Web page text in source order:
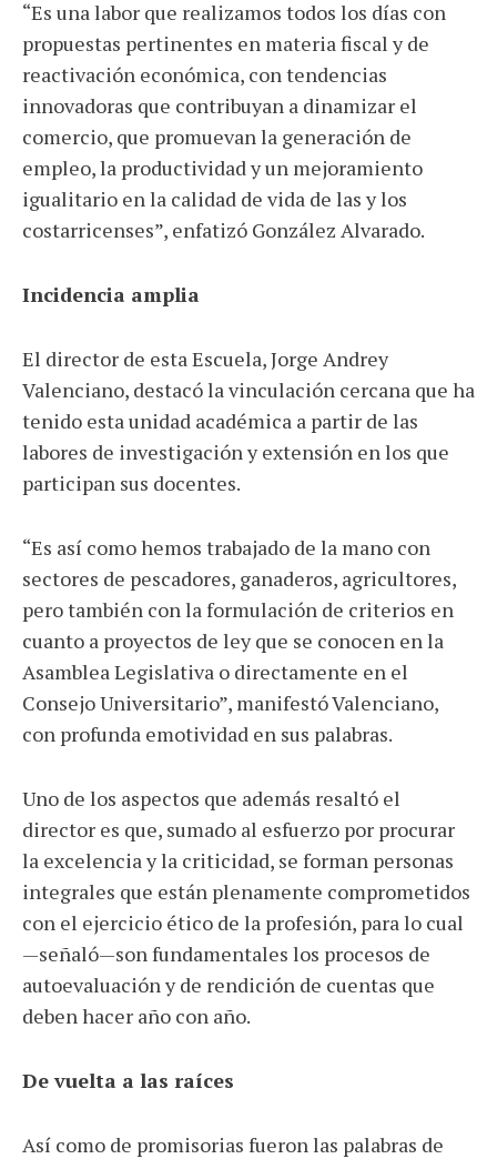
“Es una labor que realizamos todos los días con
propuestas pertinentes en materia fiscal y de
reactivación económica, con tendencias
innovadoras que contribuyan a dinamizar el
comercio, que promuevan la generación de
empleo, la productividad y un mejoramiento
igualitario en la calidad de vida de las y los
costarricenses”, enfatizó González Alvarado.
Incidencia amplia
El director de esta Escuela, Jorge Andrey
Valenciano, destacó la vinculación cercana que ha
tenido esta unidad académica a partir de las
labores de investigación y extensión en los que
participan sus docentes.
“Es así como hemos trabajado de la mano con
sectores de pescadores, ganaderos, agricultores,
pero también con la formulación de criterios en
cuanto a proyectos de ley que se conocen en la
Asamblea Legislativa o directamente en el
Consejo Universitario”, manifestó Valenciano,
con profunda emotividad en sus palabras.
Uno de los aspectos que además resaltó el
director es que, sumado al esfuerzo por procurar
la excelencia y la criticidad, se forman personas
integrales que están plenamente comprometidos
con el ejercicio ético de la profesión, para lo cual
—señaló—son fundamentales los procesos de
autoevaluación y de rendición de cuentas que
deben hacer año con año.
De vuelta a las raíces
Así como de promisorias fueron las palabras de